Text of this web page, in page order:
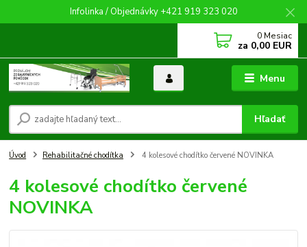
Infolinka / Objednávky +421 919 323 020
Menu
Hľadať
0 Mesiac
za 0,00 EUR
Úvod Rehabilitačné chodítka 4 kolesové chodítko červené NOVINKA
4 kolesové chodítko červené
NOVINKA